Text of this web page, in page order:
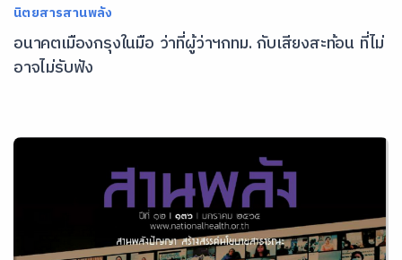
นิตยสารสานพลัง
อนาคตเมืองกรุงในมือ ว่าที่ผู้ว่าฯกทม. กับเสียงสะท้อน ที่ไม่
อาจไม่รับฟัง